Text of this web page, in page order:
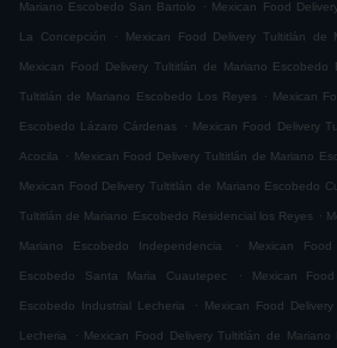
Mariano Escobedo San Bartolo . Mexican Food
La Concepción . Mexican Food Delivery Tultitlán de
Mexican Food Delivery Tultitlán de Mariano Escobedo
Tultitlán de Mariano Escobedo Los Reyes . Mexican
Escobedo Lázaro Cárdenas . Mexican Food Delivery
Acocila . Mexican Food Delivery Tultitlán de Mariano
Mexican Food Delivery Tultitlán de Mariano Escobedo
Tultitlán de Mariano Escobedo Residencial los Reyes .
Mariano Escobedo Independencia . Mexican
Escobedo Santa Maria Cuautepec . Mexican
Escobedo Industrial Lecheria . Mexican Food
Lecheria . Mexican Food Delivery Tultitlán de Mariano